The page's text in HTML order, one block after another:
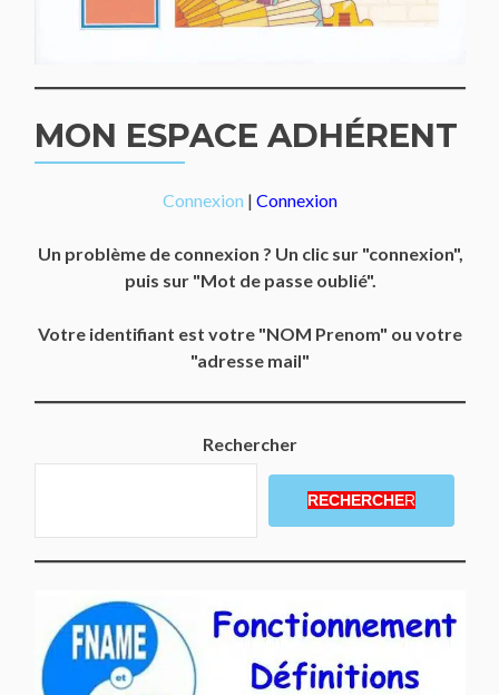
MON ESPACE ADHÉRENT
Connexion | Connexion
Un problème de connexion ? Un clic sur "connexion",
puis sur "Mot de passe oublié".
Votre identifiant est votre "NOM Prenom" ou votre
"adresse mail"
Rechercher
RECHERCHER